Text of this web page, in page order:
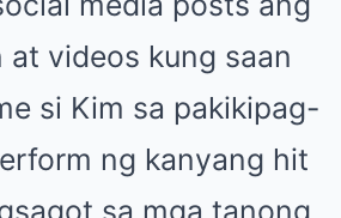
at videos kung saan
si Kim sa pakikipag-
ng kanyang hit
sa mga tanong